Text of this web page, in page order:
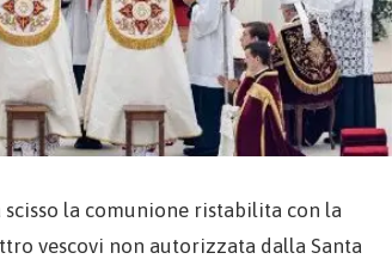
scisso la comunione ristabilita con la
vescovi non autorizzata dalla Santa